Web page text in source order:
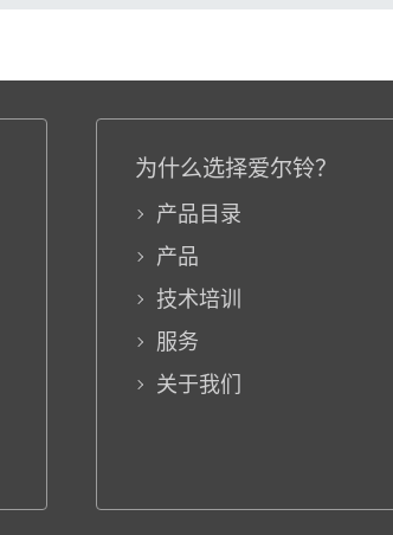
为什么选择爱尔铃？
产品目录
产品
技术培训
服务
关于我们